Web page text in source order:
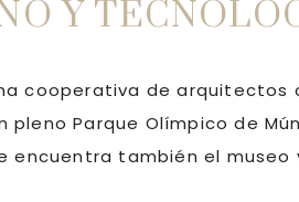
Y
cooperativa de arquitectos
pleno Parque Olímpico de
encuentra también el